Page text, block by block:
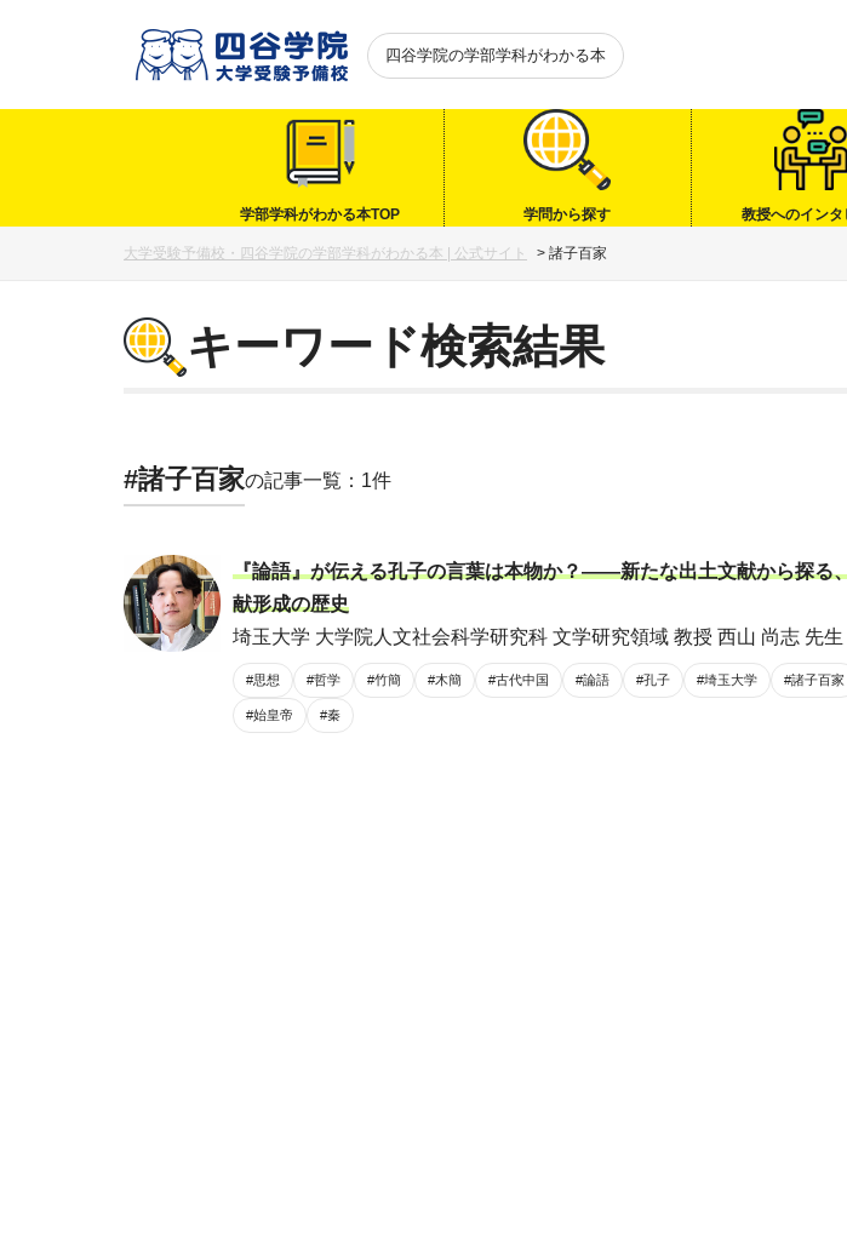
四谷学院の学部学科がわかる本
学部学科がわかる本TOP 学問から探す 教授へのインタ
大学受験予備校・四谷学院の学部学科がわかる本 | 公式サイト > 諸子百家
キーワード検索結果
#諸子百家の記事一覧：1件
『論語』が伝える孔子の言葉は本物か？――新たな出土文献から探る
献形成の歴史
埼玉大学 大学院人文社会科学研究科 文学研究領域 教授 西山 尚志 先生
#思想 #哲学 #竹簡 #木簡 #古代中国 #論語 #孔子 #埼玉大学 #諸子百家
#始皇帝 #秦